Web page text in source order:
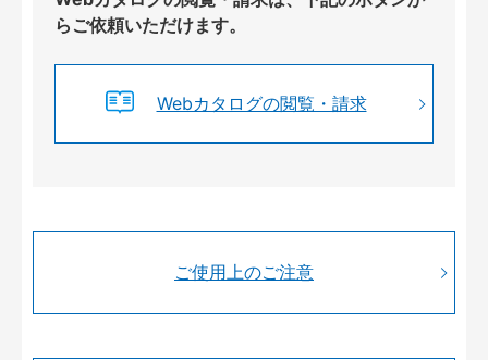
らご依頼いただけます。
Webカタログの閲覧・請求
ご使用上のご注意